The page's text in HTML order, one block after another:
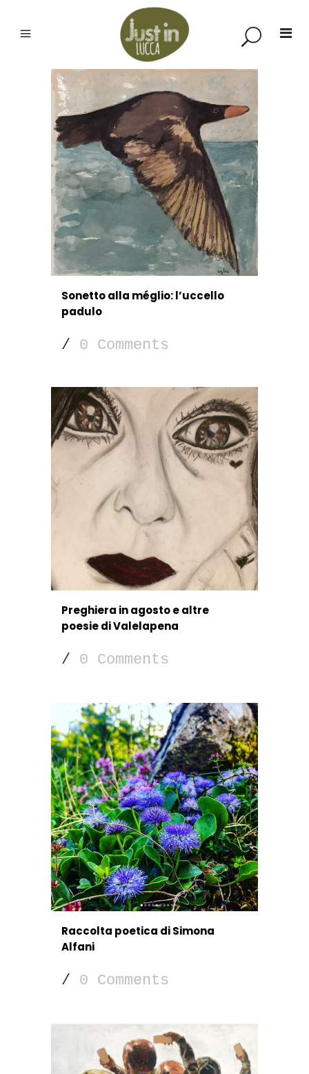
Sonetto alla méglio: l’uccello
padulo
/ 0 Comments
Preghiera in agosto e altre
poesie di Valelapena
/ 0 Comments
Raccolta poetica di Simona
Alfani
/ 0 Comments